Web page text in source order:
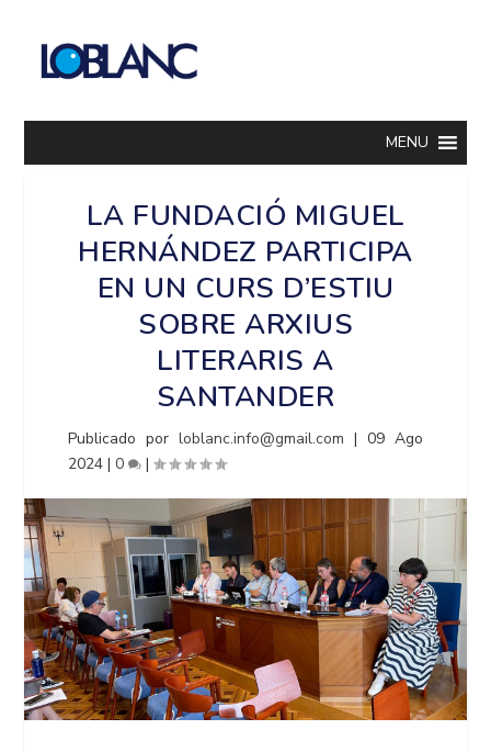
MENU
LA FUNDACIÓ MIGUEL
HERNÁNDEZ PARTICIPA
EN UN CURS D’ESTIU
SOBRE ARXIUS
LITERARIS A
SANTANDER
Publicado porloblanc.info@gmail.com | 09 Ago
2024 |0 |